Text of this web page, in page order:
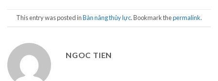
This entry was posted inBàn nâng thủy lực. Bookmark thepermalink.
NGOC TIEN